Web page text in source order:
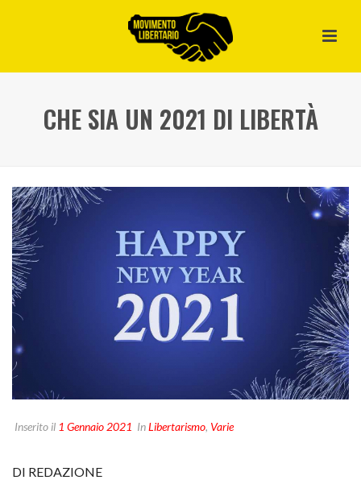
CHE SIA UN 2021 DI LIBERTÀ
Inserito il 1 Gennaio 2021 InLibertarismo, Varie
DI REDAZIONE